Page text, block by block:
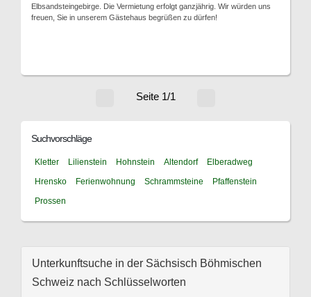
Elbsandsteingebirge. Die Vermietung erfolgt ganzjährig. Wir würden uns
freuen, Sie in unserem Gästehaus begrüßen zu dürfen!
Seite 1/1
Suchvorschläge
Kletter Lilienstein Hohnstein Altendorf
Elberadweg
Hrensko
Ferienwohnung Schrammsteine
Pfaffenstein
Prossen
Unterkunftsuche in der Sächsisch Böhmischen
Schweiz nach Schlüsselworten